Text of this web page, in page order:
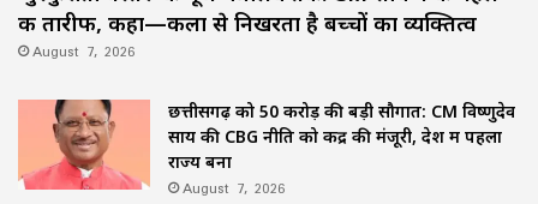
की तारीफ, कहा—कला से निखरता है बच्चों का व्यक्तित्व
August 7, 2026
छत्तीसगढ़ को 50 करोड़ की बड़ी सौगात: CM विष्णुदेव
साय की CBG नीति को केंद्र की मंजूरी, देश में पहला
राज्य बना
August 7, 2026